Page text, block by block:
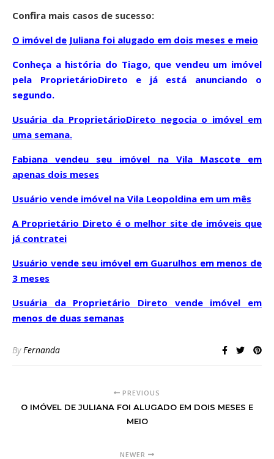
Confira mais casos de sucesso:
O imóvel de Juliana foi alugado em dois meses e meio
Conheça a história do Tiago, que vendeu um imóvel
pela ProprietárioDireto e já está anunciando o
segundo.
Usuária da ProprietárioDireto negocia o imóvel em
uma semana.
Fabiana vendeu seu imóvel na Vila Mascote em
apenas dois meses
Usuário vende imóvel na Vila Leopoldina em um mês
A Proprietário Direto é o melhor site de imóveis que
já contratei
Usuário vende seu imóvel em Guarulhos em menos de
3 meses
Usuária da Proprietário Direto vende imóvel em
menos de duas semanas
ByFernanda
PREVIOUS
O IMÓVEL DE JULIANA FOI ALUGADO EM DOIS MESES E
MEIO
NEWER